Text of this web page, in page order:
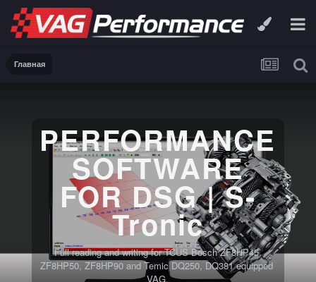
Главная
PERFORMANCE
SOFTWARE
FOR DSG | S-
Tronic
Full reading and writing for TCUS Bosch ZF8HP45,
ZF8HP50, ZF8HP90 and Temic DQ250, DQ381 equipped
VAG.